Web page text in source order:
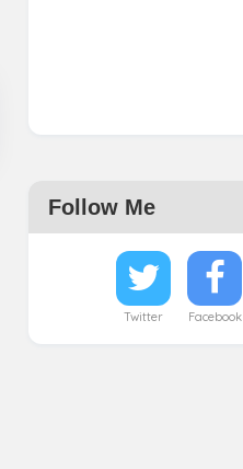
Follow Me
Twitter Facebook